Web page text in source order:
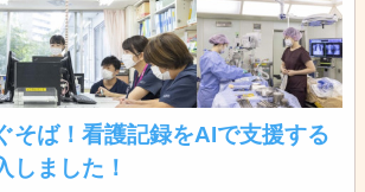
そば！看護記録をAIで支援する
しました！